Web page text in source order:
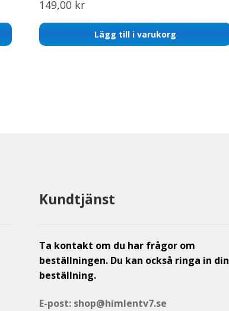
149,00 kr
Lägg till i varukorg
Kundtjänst
Ta kontakt om du har frågor om
beställningen. Du kan också ringa in din
beställning.
E-post: shop@himlentv7.se